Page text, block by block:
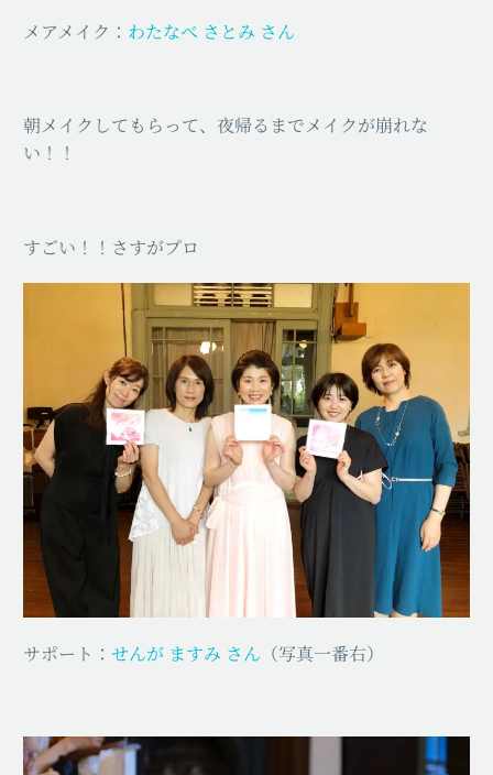
メアメイク： わたなべ さとみ さん
朝メイクしてもらって、夜帰るまでメイクが崩れな
い！！
すごい！！さすがプロ
サポート： せんが ますみ さん （写真一番右）